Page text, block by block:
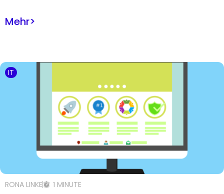
Mehr>
IT
RONA LINKE 1 MINUTE